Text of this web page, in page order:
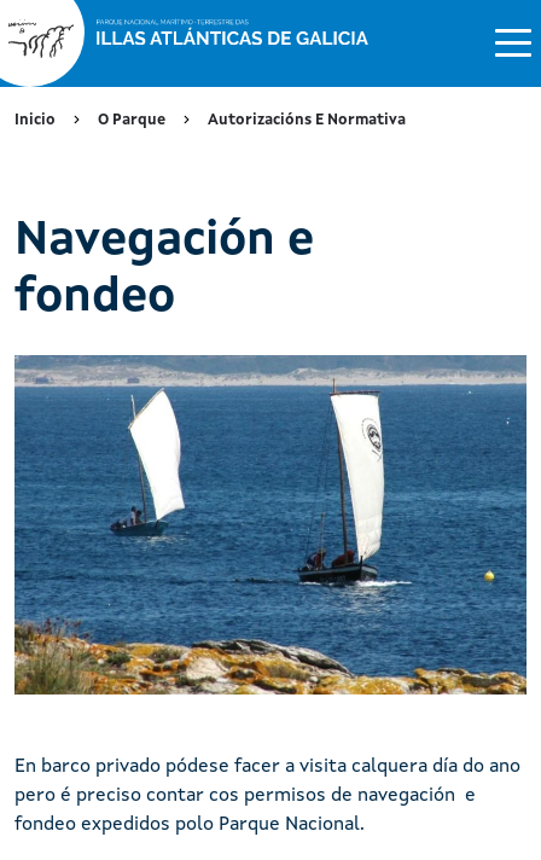
Inicio O Parque Autorizacións E Normativa
Navegación e
fondeo
En barco privado pódese facer a visita calquera día do ano
pero é preciso contar cos permisos de navegación e
fondeo expedidos polo Parque Nacional.